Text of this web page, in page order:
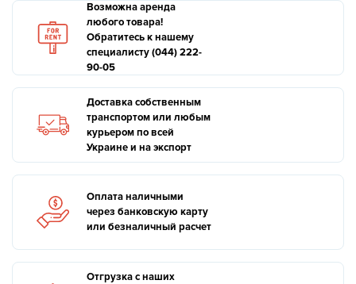
Возможна аренда
любого товара!
Обратитесь к нашему
специалисту (044) 222-
90-05
Доставка собственным
транспортом или любым
курьером по всей
Украине и на экспорт
Оплата наличными
через банковскую карту
или безналичный расчет
Отгрузка с наших